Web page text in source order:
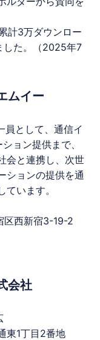
計3万ダウンロー
した。（2025年7
ムイー
員として、通信イ
ョン提供まで、
会と連携し、次世
ションの提供を通
います。
区西新宿3-19-2
会社
東1丁目2番地